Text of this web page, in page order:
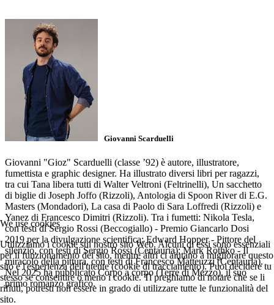
Giovanni Scarduelli
Giovanni "Gioz" Scarduelli (classe ’92) è autore, illustratore,
fumettista e graphic designer. Ha illustrato diversi libri per ragazzi,
tra cui Tana libera tutti di Walter Veltroni (Feltrinelli), Un sacchetto
di biglie di Joseph Joffo (Rizzoli), Antologia di Spoon River di E.G.
Masters (Mondadori), La casa di Paolo di Sara Loffredi (Rizzoli) e
Yanez di Francesco Dimitri (Rizzoli). Tra i fumetti: Nikola Tesla,
con testi di Sergio Rossi (Beccogiallo) - Premio Giancarlo Dosi
2019 per la divulgazione scientifica; Edward Hopper - Pittore del
silenzio, con testi di Sergio Rossi (Centauria); Mark Rothko - Il
miracolo della pittura, con testi di Francesco Matteuzzi (Centauria).
Nel 2025 ha pubblicato Corpo a corpo (Terre di Mezzo), il suo
primo romanzo grafico.
We use cookies
Utilizziamo i cookie sul nostro sito Web. Alcuni di essi sono essenziali
per il funzionamento del sito, mentre altri ci aiutano a migliorare questo
sito e l'esperienza dell'utente (cookie di tracciamento). Puoi decidere tu
stesso se consentire o meno i cookie. Ti preghiamo di notare che se li
rifiuti, potresti non essere in grado di utilizzare tutte le funzionalità del
sito.